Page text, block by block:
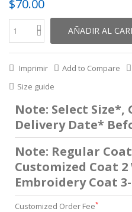
$70.00
AÑADIR AL
Imprimir Add to Compare
Size guide
Note: Select Size*,
Delivery Date*
Note: Regular
Customized Coat 2
Embroidery Coat
Customized Order Fee*